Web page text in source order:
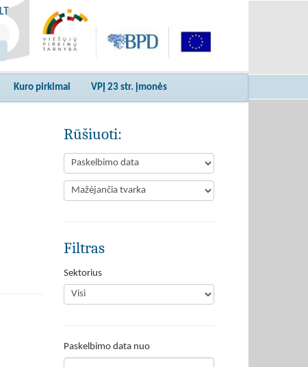
LT
Kuro pirkimai VPĮ 23 str. įmonės
Rūšiuoti:
Filtras
Sektorius
Paskelbimo data nuo